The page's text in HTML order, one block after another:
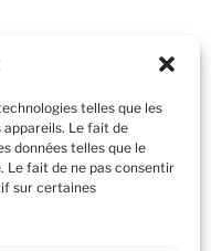
telles que les
Le fait de
données telles que le
Le fait de ne pas consentir
sur certaines